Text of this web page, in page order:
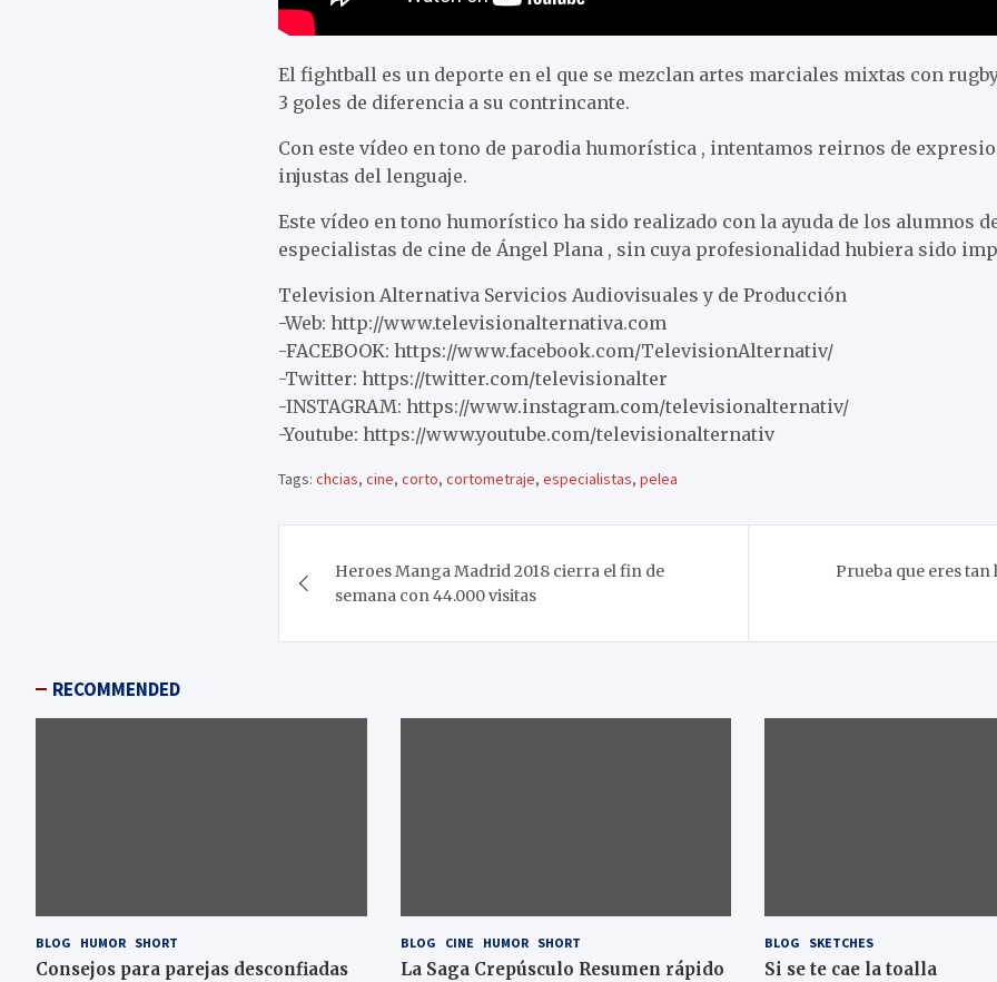
El fightball es un deporte en el que se mezclan artes marciales mixtas con
3 goles de diferencia a su contrincante.
Con este vídeo en tono de parodia humorística , intentamos reirnos de
injustas del lenguaje.
Este vídeo en tono humorístico ha sido realizado con la ayuda de los alumnos
especialistas de cine de Ángel Plana , sin cuya profesionalidad hubiera sido
Television Alternativa Servicios Audiovisuales y de Producción
-Web: http://www.televisionalternativa.com
-FACEBOOK: https://www.facebook.com/TelevisionAlternativ/
-Twitter: https://twitter.com/televisionalter
-INSTAGRAM: https://www.instagram.com/televisionalternativ/
-Youtube: https://www.youtube.com/televisionalternativ
Tags: chcias,cine,corto,cortometraje,especialistas,pelea
de
entradas
Heroes Manga Madrid 2018 cierra el fin de
semana con 44.000 visitas
Prueba que eres
RECOMMENDED
BLOG HUMOR SHORT
Consejos para parejas desconfiadas
BLOG CINE HUMOR SHORT
La Saga Crepúsculo Resumen rápido
BLOG SKETCHES
Si se te cae la toalla